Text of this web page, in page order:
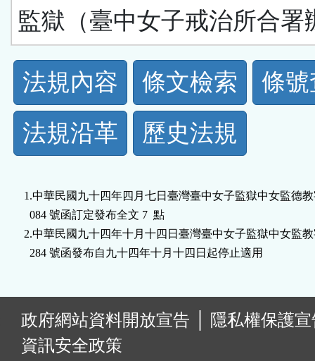
監獄（臺中女子戒治所合署
法
規
功
按
鈕
法規內容 條文檢索
條
法規沿革
歷史法規
1.中華民國九十四年四月七日臺灣臺中女子監獄中女監德教
  084 號函訂定發布全文 7  點
2.中華民國九十四年十月十四日臺灣臺中女子監獄中女監教
  284 號函發布自九十四年十月十四日起停止適用
政府網站資料開放宣告
隱私權保護
資訊安全政策